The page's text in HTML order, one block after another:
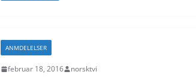
ANMDELELSER
februar 18, 2016 norsktvi